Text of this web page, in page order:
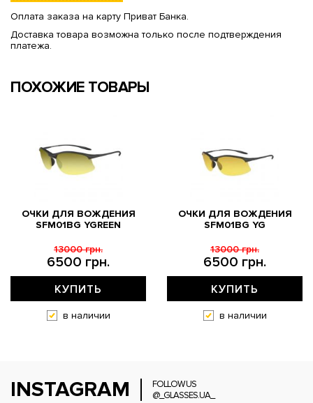
Оплата заказа на карту Приват Банка.
Доставка товара возможна только после подтверждения
платежа.
ПОХОЖИЕ ТОВАРЫ
ОЧКИ ДЛЯ ВОЖДЕНИЯ
SFM01BG YGREEN
6500 грн.
13000 грн.
КУПИТЬ
в наличии
ОЧКИ ДЛЯ ВОЖДЕНИЯ
SFM01BG YG
6500 грн.
13000 грн.
КУПИТЬ
в наличии
INSTAGRAM
FOLLOW US
@_GLASSES.UA_